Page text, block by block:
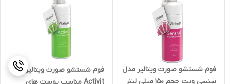
فوم شستشو صورت ویتالیر مدل
سنسی ویت حجم 150 میلی لیتر
فوم شستشو صورت ویتالیر مدل
Activit مناسب پوست های